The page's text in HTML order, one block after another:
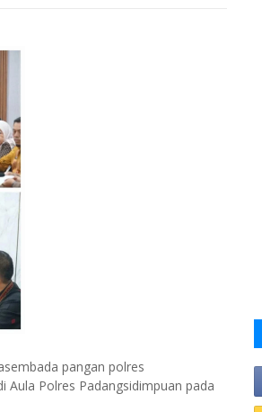
pangan polres
Aula Polres Padangsidimpuan pada